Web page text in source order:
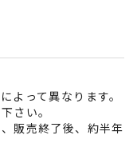
よって異なります。
さい。
販売終了後、約半年